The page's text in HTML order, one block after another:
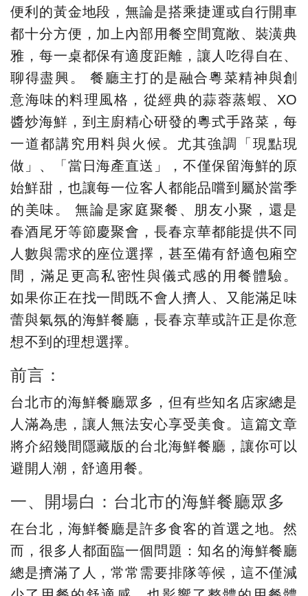
便利的黃金地段，無論是搭乘捷運或自行開車
都十分方便，加上內部用餐空間寬敞、裝潢典
雅，每一桌都保有適度距離，讓人吃得自在、
聊得盡興。 餐廳主打的是融合粵菜精神與創
意海味的料理風格，從經典的蒜蓉蒸蝦、XO
醬炒海鮮，到主廚精心研發的粵式手路菜，每
一道都講究用料與火候。尤其強調「現點現
做」、「當日海產直送」，不僅保留海鮮的原
始鮮甜，也讓每一位客人都能品嚐到屬於當季
的美味。 無論是家庭聚餐、朋友小聚，還是
春酒尾牙等節慶聚會，長春京華都能提供不同
人數與需求的座位選擇，甚至備有舒適包廂空
間，滿足更高私密性與儀式感的用餐體驗。
如果你正在找一間既不會人擠人、又能滿足味
蕾與氣氛的海鮮餐廳，長春京華或許正是你意
想不到的理想選擇。
前言：
台北市的海鮮餐廳眾多，但有些知名店家總是
人滿為患，讓人無法安心享受美食。這篇文章
將介紹幾間隱藏版的台北海鮮餐廳，讓你可以
避開人潮，舒適用餐。
一、開場白：台北市的海鮮餐廳眾多
在台北，海鮮餐廳是許多食客的首選之地。然
而，很多人都面臨一個問題：知名的海鮮餐廳
總是擠滿了人，常常需要排隊等候，這不僅減